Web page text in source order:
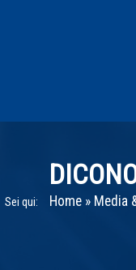
Sei qui: Home » Media